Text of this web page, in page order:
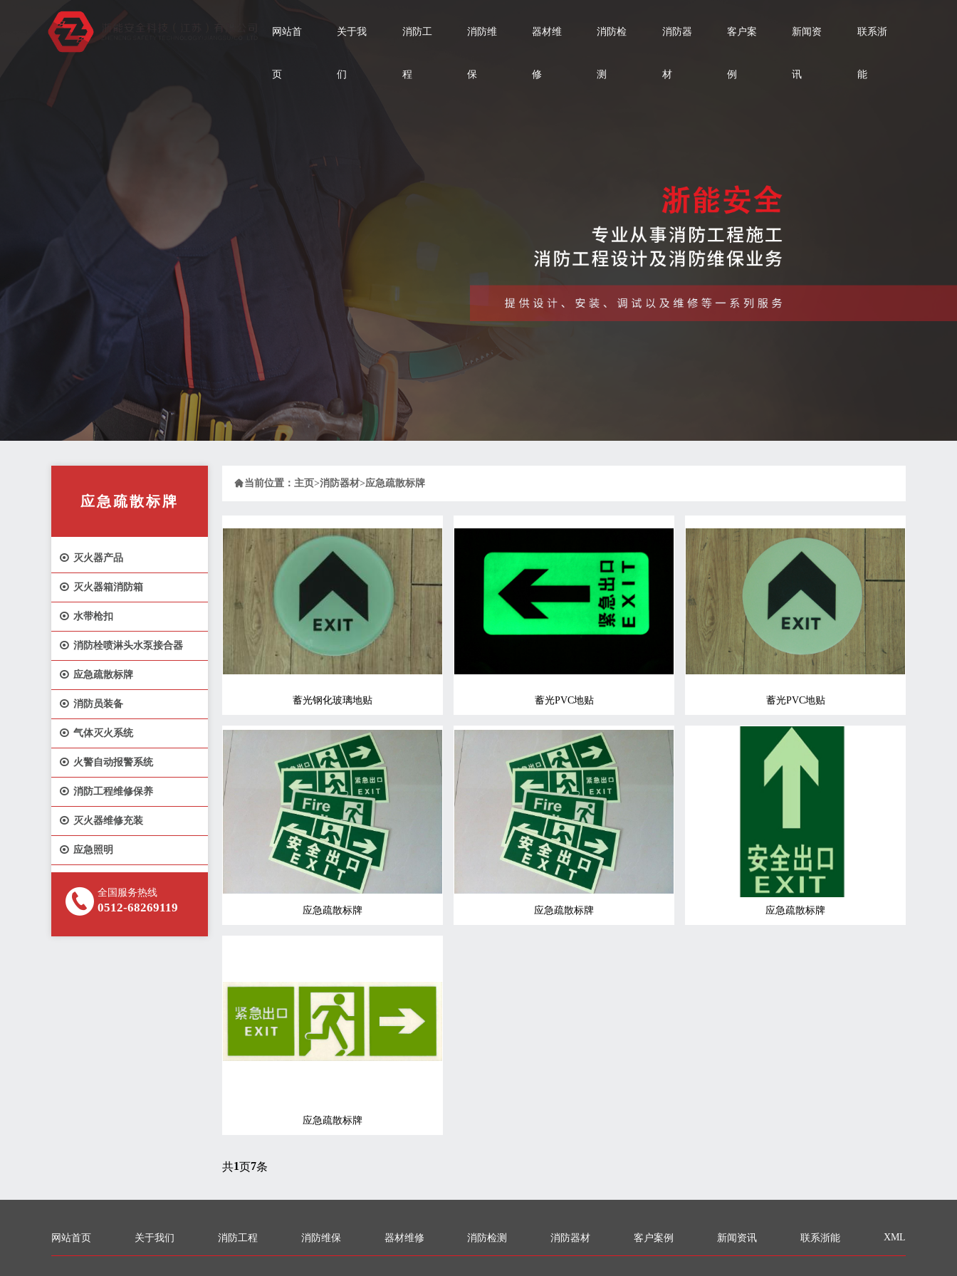
网站首
页
关于我
们
消防工
程
消防维
保
器材维
修
消防检
测
消防器
材
客户案
例
新闻资
讯
联系浙
能
应急疏散标牌
 灭火器产品
 灭火器箱消防箱
 水带枪扣
 消防栓喷淋头水泵接合器
 应急疏散标牌
 消防员装备
 气体灭火系统
 火警自动报警系统
 消防工程维修保养
 灭火器维修充装
 应急照明
全国服务热线
0512-68269119
当前位置： 主页>消防器材>应急疏散标牌
蓄光钢化玻璃地贴 蓄光PVC地贴 蓄光PVC地贴
应急疏散标牌 应急疏散标牌 应急疏散标牌
应急疏散标牌
共1页7条
网站首页 关于我们 消防工程 消防维保 器材维修 消防检测 消防器材 客户案例 新闻资讯 联系浙能 XML